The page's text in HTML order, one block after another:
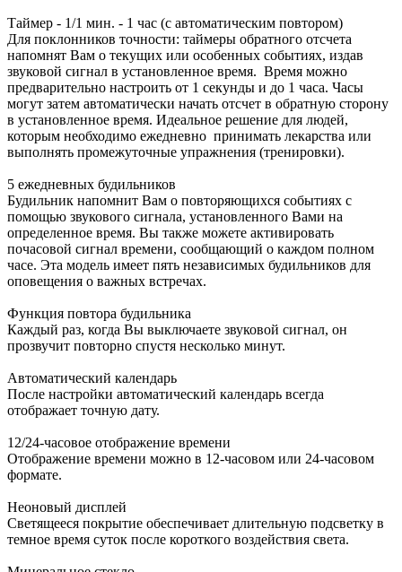
Таймер - 1/1 мин. - 1 час (с автоматическим повтором)
Для поклонников точности: таймеры обратного отсчета
напомнят Вам о текущих или особенных событиях, издав
звуковой сигнал в установленное время. Время можно
предварительно настроить от 1 секунды и до 1 часа. Часы
могут затем автоматически начать отсчет в обратную сторону
в установленное время. Идеальное решение для людей,
которым необходимо ежедневно принимать лекарства или
выполнять промежуточные упражнения (тренировки).
5 ежедневных будильников
Будильник напомнит Вам о повторяющихся событиях с
помощью звукового сигнала, установленного Вами на
определенное время. Вы также можете активировать
почасовой сигнал времени, сообщающий о каждом полном
часе. Эта модель имеет пять независимых будильников для
оповещения о важных встречах.
Функция повтора будильника
Каждый раз, когда Вы выключаете звуковой сигнал, он
прозвучит повторно спустя несколько минут.
Автоматический календарь
После настройки автоматический календарь всегда
отображает точную дату.
12/24-часовое отображение времени
Отображение времени можно в 12-часовом или 24-часовом
формате.
Неоновый дисплей
Светящееся покрытие обеспечивает длительную подсветку в
темное время суток после короткого воздействия света.